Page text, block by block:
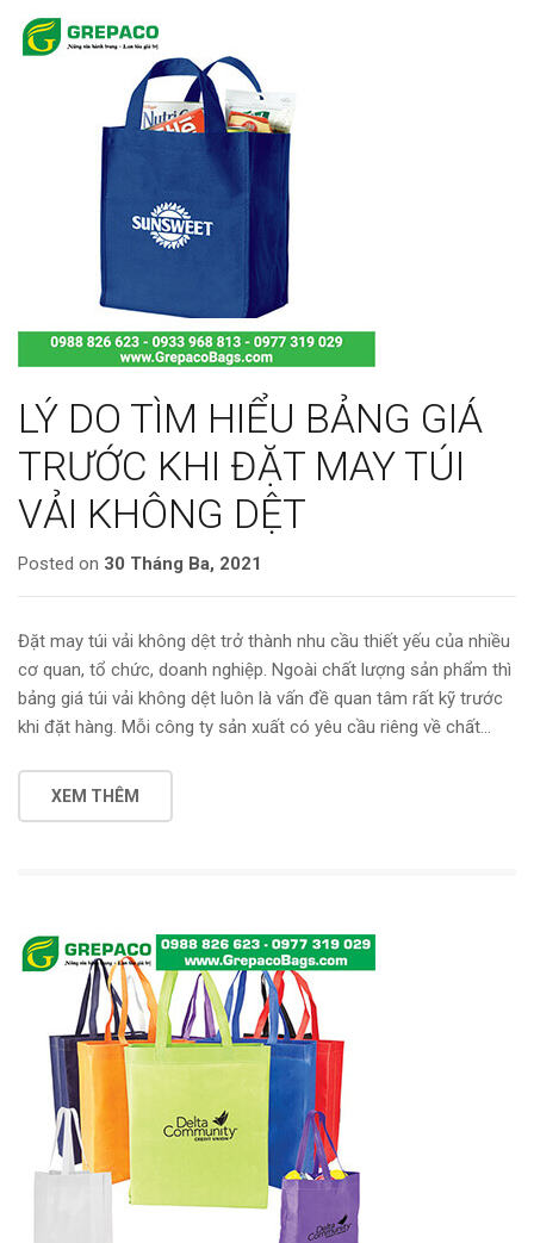
LÝ DO TÌM HIỂU BẢNG GIÁ
TRƯỚC KHI ĐẶT MAY TÚI
VẢI KHÔNG DỆT
Posted on 30 Tháng Ba, 2021
Đặt may túi vải không dệt trở thành nhu cầu thiết yếu của nhiều
cơ quan, tổ chức, doanh nghiệp. Ngoài chất lượng sản phẩm thì
bảng giá túi vải không dệt luôn là vấn đề quan tâm rất kỹ trước
khi đặt hàng. Mỗi công ty sản xuất có yêu cầu riêng về chất…
XEM THÊM